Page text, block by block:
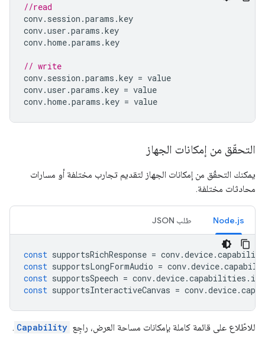
//read
conv. session .params .key
conv.user .params .key
conv.home.params .key
// write
conv. session .params .key = value
conv.user .params .key = value
conv.home.params .key = value
التحقّق من إمكانات الجهاز
يمكنك التحقّق من إمكانات الجهاز لتقديم تجارب مختلفة أو مسارات
محادثات مختلفة.
Node.js طلب JSON
const supportsRichResponse = conv.device.
const supportsLongFormAudio = conv.device.
const supportsSpeech = conv.device.capabilities .
const supportsInteractiveCanvas = conv.device.
للاطّلاع على قائمة كاملة بإمكانات مساحة العرض، راجِع Capability
.